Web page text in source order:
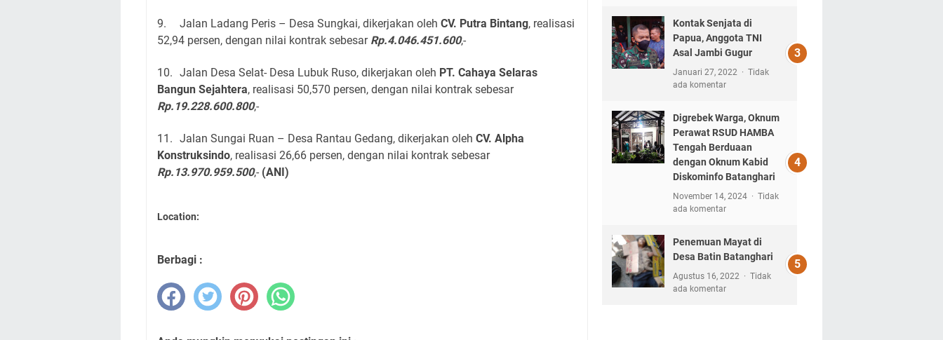
9. Jalan Ladang Peris – Desa Sungkai, dikerjakan oleh CV. Putra Bintang, realisasi
52,94 persen, dengan nilai kontrak sebesar Rp.4.046.451.600,-
10. Jalan Desa Selat- Desa Lubuk Ruso, dikerjakan oleh PT. Cahaya Selaras
Bangun Sejahtera, realisasi 50,570 persen, dengan nilai kontrak sebesar
Rp.19.228.600.800,-
11. Jalan Sungai Ruan – Desa Rantau Gedang, dikerjakan oleh CV. Alpha
Konstruksindo, realisasi 26,66 persen, dengan nilai kontrak sebesar
Rp.13.970.959.500,- (ANI)
Location:
Berbagi :
Kontak Senjata di
Papua, Anggota TNI
Asal Jambi Gugur
Januari 27, 2022
Tidak
ada komentar
Digrebek Warga, Oknum
Perawat RSUD HAMBA
Tengah Berduaan
dengan Oknum Kabid
Diskominfo Batanghari
November 14, 2024
Tidak
ada komentar
Penemuan Mayat di
Desa Batin Batanghari
Agustus 16, 2022
Tidak
ada komentar